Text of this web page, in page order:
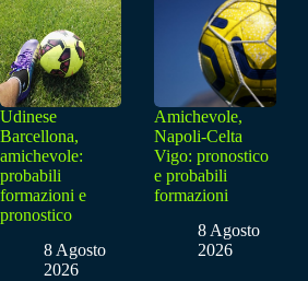
Udinese
Barcellona,
amichevole:
probabili
formazioni e
pronostico
8 Agosto
2026
Amichevole,
Napoli-Celta
Vigo: pronostico
e probabili
formazioni
8 Agosto
2026